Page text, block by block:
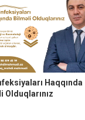
Haqqında
Olduqlarınız